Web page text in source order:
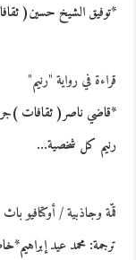
*توفيق الشيخ حسين(
قراءة في رواية "رنيم"
*قاضي ناصر( ثقافات
رنيم كل شخصية…
قمّة وجاذبية / أوكتافيو باث
ترجمة: محمد عيد